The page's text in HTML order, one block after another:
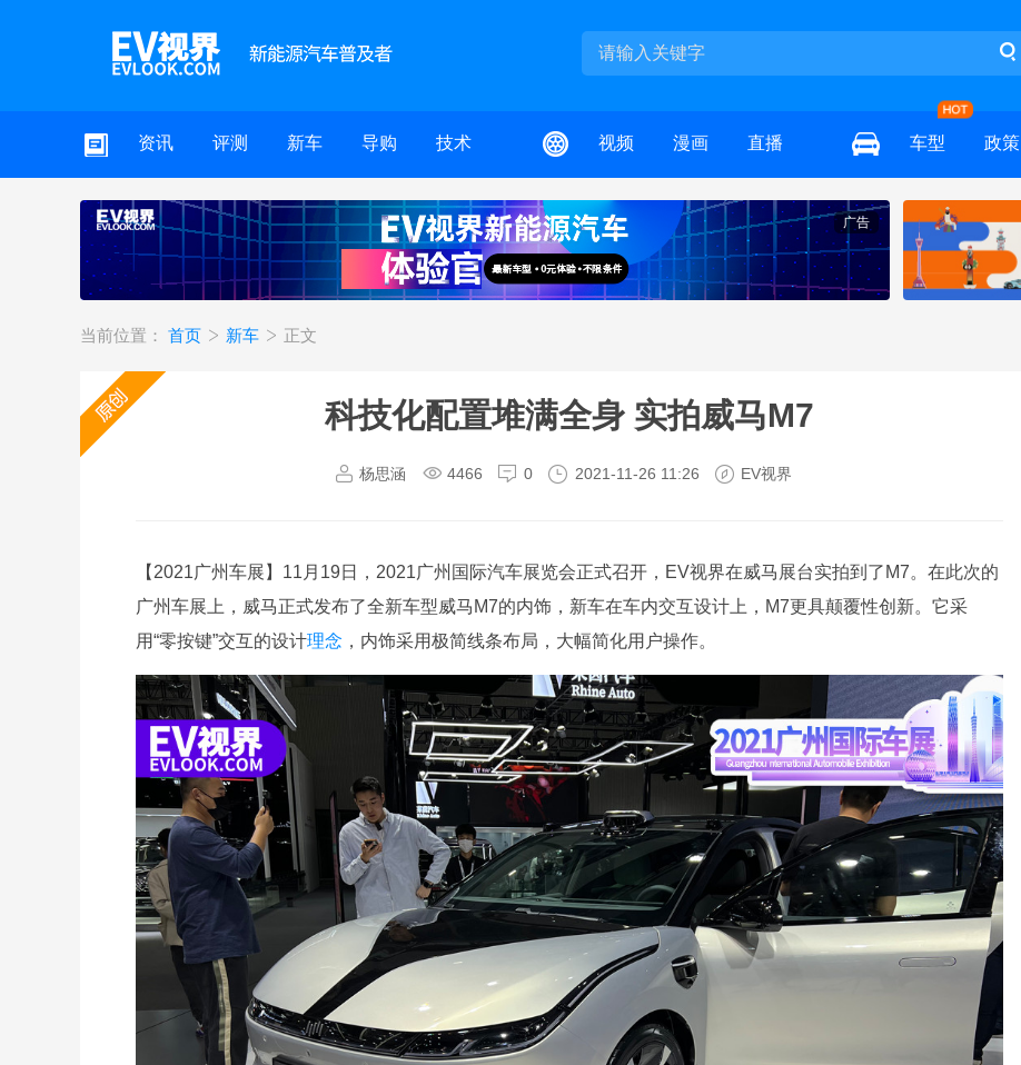
资讯 评测 新车 导购 技术 视频 漫画 直播 车型 政策
广告
当前位置： 首页 新车 正文
科技化配置堆满全身 实拍威马M7
杨思涵 4466 0 2021-11-26 11:26 EV视界
【2021广州车展】11月19日，2021广州国际汽车展览会正式召开，EV视界在威马展台实拍到了M7。在此次的
广州车展上，威马正式发布了全新车型威马M7的内饰，新车在车内交互设计上，M7更具颠覆性创新。它采
用“零按键”交互的设计理念 ，内饰采用极简线条布局，大幅简化用户操作。